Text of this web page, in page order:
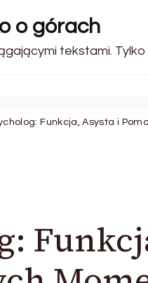
o górach
tekstami.
Funkcja, Asysta i